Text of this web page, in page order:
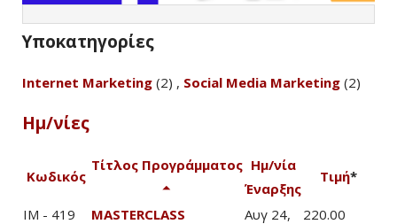
Υποκατηγορίες
Internet Marketing (2) , Social Media Marketing (2)
Ημ/νίες
Κωδικός
Τίτλος Προγράμματος Ημ/νία
Έναρξης
Τιμή*
IM - 419
MASTERCLASS
Αυγ 24,
220.00